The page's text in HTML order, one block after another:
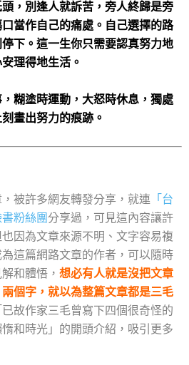
，別逢人就訴苦，旁人終歸是旁
當作自己的痛處。自己選擇的路
下。這一生你只需要認真努力地
理得地生活。
糊塗時運動，大怒時休息，獨處
畫出努力的痕跡。
被許多網友轉發分享，就連 「台
粉絲團 分享過，可見這內容讓許
因為文章來源不明、文字容易複
這篇網路文章的作者，可以隨時
和體悟， 想必有人就是沒把文章
個字，就以為整篇文章都是三毛
已故作家三毛曾寫下四個很奇怪的
和時光」的開頭介紹，吸引更多